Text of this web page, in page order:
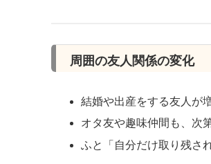
周囲の友人関係の変化
結婚や出産をする友人が
オタ友や趣味仲間も、次
ふと「自分だけ取り残さ